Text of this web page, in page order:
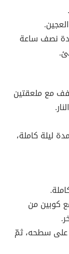
نصف ساعة
مع ملعقتين
ليلة كاملة،
كوبين من
على سطحه، ثمّ